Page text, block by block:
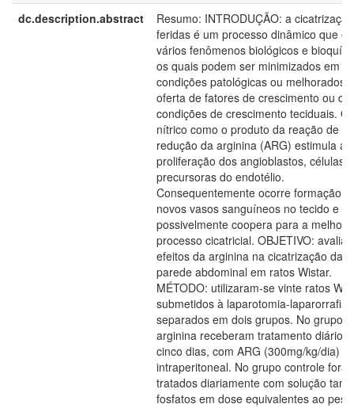
dc.description.abstract
Resumo: INTRODUÇÃO: a
feridas é um processo dinâmico que
vários fenômenos biológicos e
os quais podem ser minimizados em
condições patológicas ou melhorados
oferta de fatores de crescimento ou de
condições de crescimento teciduais. O
nítrico como o produto da reação de
redução da arginina (ARG) estimula a
proliferação dos angioblastos, células
precursoras do endotélio.
Consequentemente ocorre formação
novos vasos sanguíneos no tecido e
possivelmente coopera para a
processo cicatricial. OBJETIVO: avaliar
efeitos da arginina na cicatrização da
parede abdominal em ratos Wistar.
MÉTODO: utilizaram-se vinte ratos
submetidos à laparotomia-laparorrafia
separados em dois grupos. No grupo
arginina receberam tratamento diário,
cinco dias, com ARG (300mg/kg/dia)
intraperitoneal. No grupo controle
tratados diariamente com solução
fosfatos em dose equivalentes ao